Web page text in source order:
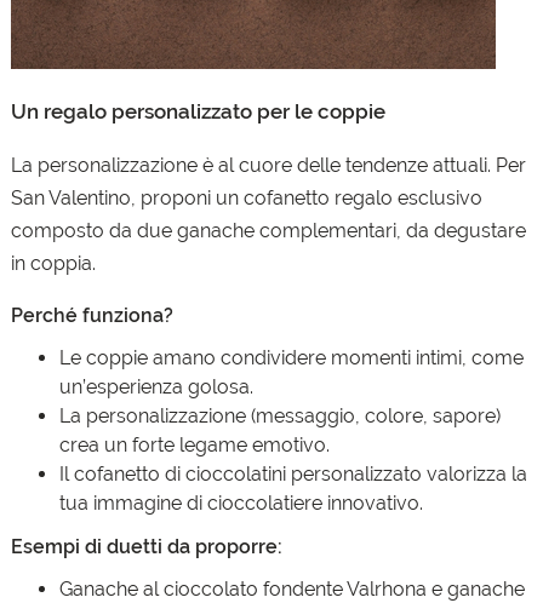
Un regalo personalizzato per le coppie
La personalizzazione è al cuore delle tendenze attuali. Per
San Valentino, proponi un cofanetto regalo esclusivo
composto da due ganache complementari, da degustare
in coppia.
Perché funziona?
Le coppie amano condividere momenti intimi, come
un’esperienza golosa.
La personalizzazione (messaggio, colore, sapore)
crea un forte legame emotivo.
Il cofanetto di cioccolatini personalizzato valorizza la
tua immagine di cioccolatiere innovativo.
Esempi di duetti da proporre:
Ganache al cioccolato fondente Valrhona e ganache